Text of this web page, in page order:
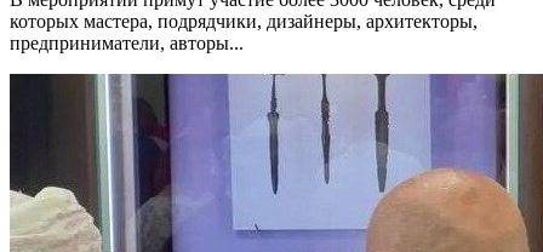
которых мастера, подрядчики, дизайнеры, архитекторы,
предприниматели, авторы...